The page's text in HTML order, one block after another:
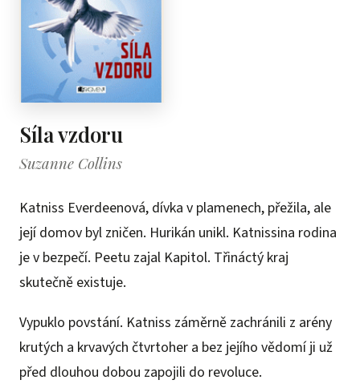
Síla vzdoru
Suzanne Collins
Katniss Everdeenová, dívka v plamenech, přežila, ale
její domov byl zničen. Hurikán unikl. Katnissina rodina
je v bezpečí. Peetu zajal Kapitol. Třináctý kraj
skutečně existuje.
Vypuklo povstání. Katniss záměrně zachránili z arény
krutých a krvavých čtvrtoher a bez jejího vědomí ji už
před dlouhou dobou zapojili do revoluce.